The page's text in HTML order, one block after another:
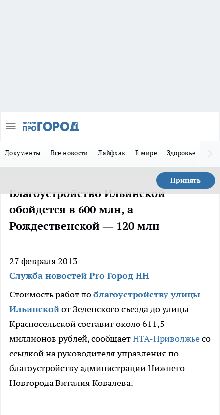
Документы Все новости Лайфхак В мире Здоровье
Принять
Благоустройство Ильинской
обойдется в 600 млн, а
Рождественской — 120 млн
27 февраля 2013
Служба новостей Pro Город НН
Стоимость работ поблагоустройству улицы
Ильинскойот Зеленского съезда до улицы
Красносельской составит около 611,5
миллионов рублей, сообщаетНТА-Приволжьесо
ссылкой на руководителя управления по
благоустройству администрации Нижнего
Новгорода Виталия Ковалева.